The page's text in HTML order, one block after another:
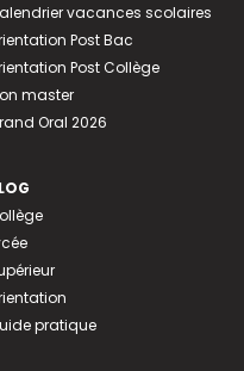
vacances scolaires
Post Bac
Post Collège
master
Oral 2026
pratique